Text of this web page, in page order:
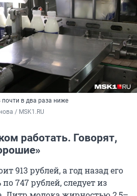
в два раза ниже
/ MSK1.RU
работать. Говорят,
913 рублей, а год назад его
747 рублей, следует из